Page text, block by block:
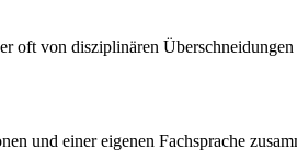
oft von disziplinären Überschneidungen
und einer eigenen Fachsprache